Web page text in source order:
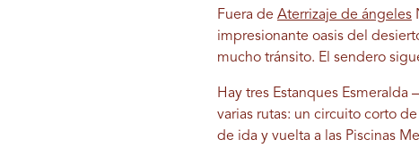
Fuera de Aterrizaje de ángeles
impresionante oasis del
mucho tránsito. El sendero
Hay tres Estanques
varias rutas: un circuito corto
de ida y vuelta a las Piscinas